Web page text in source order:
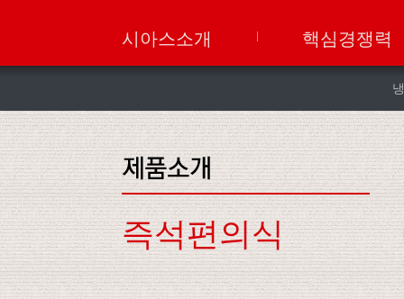
시아스소개 핵심경쟁력
즉석편의식